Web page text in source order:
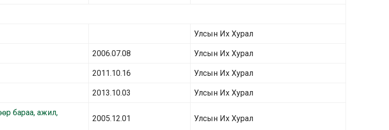
Улсын Их Хурал
2006.07.08 Улсын Их Хурал
2011.10.16 Улсын Их Хурал
2013.10.03 Улсын Их Хурал
бараа, ажил,
2005.12.01 Улсын Их Хурал